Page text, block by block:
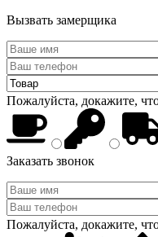
Вызвать замерщика
Пожалуйста, докажите,
Заказать звонок
Пожалуйста, докажите,